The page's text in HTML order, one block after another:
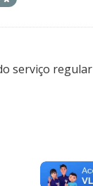
serviço regular